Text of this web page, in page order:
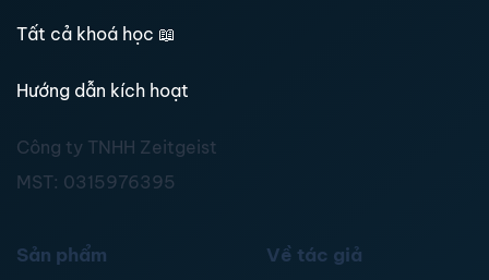
Tất cả khoá học 📖
Hướng dẫn kích hoạt
Công ty TNHH Zeitgeist
MST: 0315976395
Sản phẩm Về tác giả